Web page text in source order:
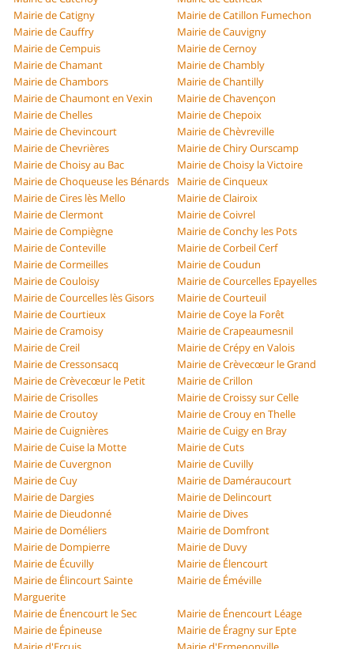
Mairie de Catigny
Mairie de Catillon Fumechon
Mairie de Cauffry
Mairie de Cauvigny
Mairie de Cempuis
Mairie de Cernoy
Mairie de Chamant
Mairie de Chambly
Mairie de Chambors
Mairie de Chantilly
Mairie de Chaumont en Vexin
Mairie de Chavençon
Mairie de Chelles
Mairie de Chepoix
Mairie de Chevincourt
Mairie de Chèvreville
Mairie de Chevrières
Mairie de Chiry Ourscamp
Mairie de Choisy au Bac
Mairie de Choisy la Victoire
Mairie de Choqueuse les Bénards
Mairie de Cinqueux
Mairie de Cires lès Mello
Mairie de Clairoix
Mairie de Clermont
Mairie de Coivrel
Mairie de Compiègne
Mairie de Conchy les Pots
Mairie de Conteville
Mairie de Corbeil Cerf
Mairie de Cormeilles
Mairie de Coudun
Mairie de Couloisy
Mairie de Courcelles Epayelles
Mairie de Courcelles lès Gisors
Mairie de Courteuil
Mairie de Courtieux
Mairie de Coye la Forêt
Mairie de Cramoisy
Mairie de Crapeaumesnil
Mairie de Creil
Mairie de Crépy en Valois
Mairie de Cressonsacq
Mairie de Crèvecœur le Grand
Mairie de Crèvecœur le Petit
Mairie de Crillon
Mairie de Crisolles
Mairie de Croissy sur Celle
Mairie de Croutoy
Mairie de Crouy en Thelle
Mairie de Cuignières
Mairie de Cuigy en Bray
Mairie de Cuise la Motte
Mairie de Cuts
Mairie de Cuvergnon
Mairie de Cuvilly
Mairie de Cuy
Mairie de Daméraucourt
Mairie de Dargies
Mairie de Delincourt
Mairie de Dieudonné
Mairie de Dives
Mairie de Doméliers
Mairie de Domfront
Mairie de Dompierre
Mairie de Duvy
Mairie de Écuvilly
Mairie de Élencourt
Mairie de Élincourt Sainte
Marguerite
Mairie de Éméville
Mairie de Énencourt le Sec
Mairie de Énencourt Léage
Mairie de Épineuse
Mairie de Éragny sur Epte